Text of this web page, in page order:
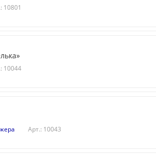
10801
10044
Арт.: 10043